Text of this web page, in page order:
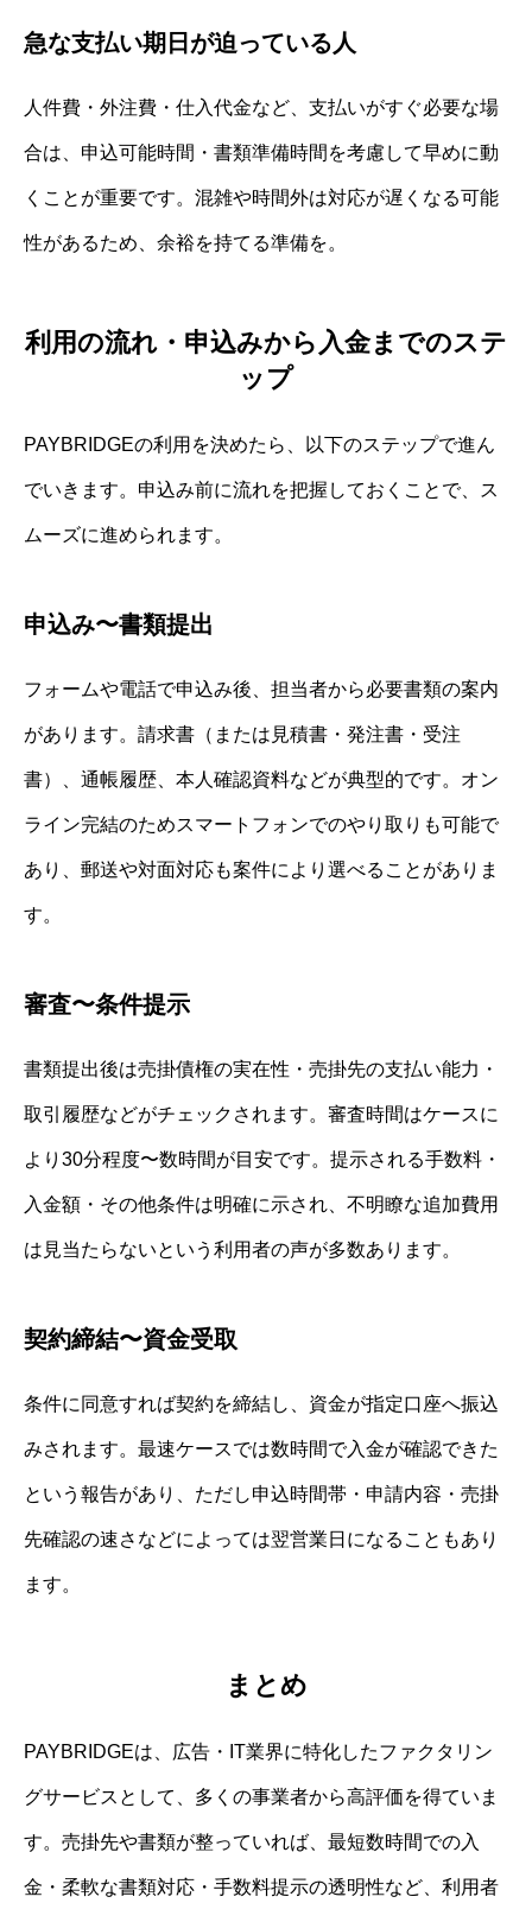
急な支払い期日が迫っている人
人件費・外注費・仕入代金など、支払いがすぐ必要な場
合は、申込可能時間・書類準備時間を考慮して早めに動
くことが重要です。混雑や時間外は対応が遅くなる可能
性があるため、余裕を持てる準備を。
利用の流れ・申込みから入金までのステ
ップ
PAYBRIDGEの利用を決めたら、以下のステップで進ん
でいきます。申込み前に流れを把握しておくことで、ス
ムーズに進められます。
申込み〜書類提出
フォームや電話で申込み後、担当者から必要書類の案内
があります。請求書（または見積書・発注書・受注
書）、通帳履歴、本人確認資料などが典型的です。オン
ライン完結のためスマートフォンでのやり取りも可能で
あり、郵送や対面対応も案件により選べることがありま
す。
審査〜条件提示
書類提出後は売掛債権の実在性・売掛先の支払い能力・
取引履歴などがチェックされます。審査時間はケースに
より30分程度〜数時間が目安です。提示される手数料・
入金額・その他条件は明確に示され、不明瞭な追加費用
は見当たらないという利用者の声が多数あります。
契約締結〜資金受取
条件に同意すれば契約を締結し、資金が指定口座へ振込
みされます。最速ケースでは数時間で入金が確認できた
という報告があり、ただし申込時間帯・申請内容・売掛
先確認の速さなどによっては翌営業日になることもあり
ます。
まとめ
PAYBRIDGEは、広告・IT業界に特化したファクタリン
グサービスとして、多くの事業者から高評価を得ていま
す。売掛先や書類が整っていれば、最短数時間での入
金・柔軟な書類対応・手数料提示の透明性など、利用者